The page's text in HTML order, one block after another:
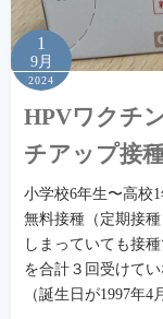
1
9月
2024
HPVワクチ
チアップ接
⼩学校6年⽣〜⾼校
無料接種（定期接
しまっていても接
を合計３回受けて
（誕生日が1997年